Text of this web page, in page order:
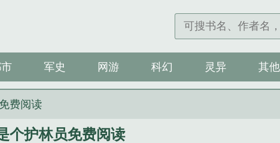
军史 网游 科幻 灵异 其他
费阅读
个护林员免费阅读